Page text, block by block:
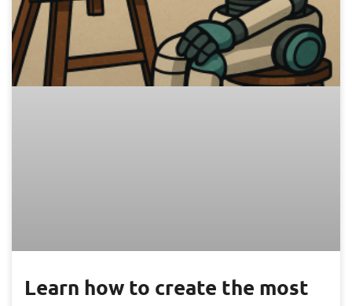
Learn how to create the most